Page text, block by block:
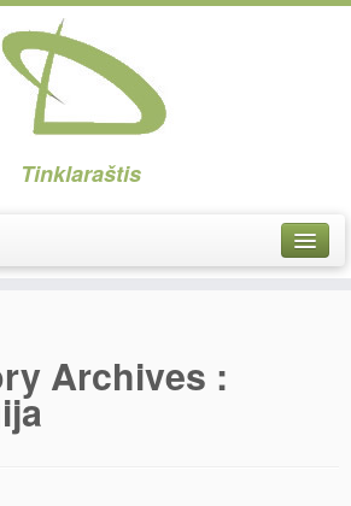
Tinklaraštis
Archives :